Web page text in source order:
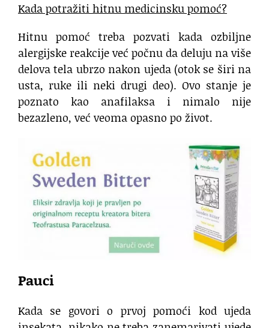
Kada potražiti hitnu medicinsku pomoć?
Hitnu pomoć treba pozvati kada ozbiljne
alergijske reakcije već počnu da deluju na više
delova tela ubrzo nakon ujeda (otok se širi na
usta, ruke ili neki drugi deo). Ovo stanje je
poznato kao anafilaksa i nimalo nije
bezazleno, već veoma opasno po život.
Pauci
Kada se govori o prvoj pomoći kod ujeda